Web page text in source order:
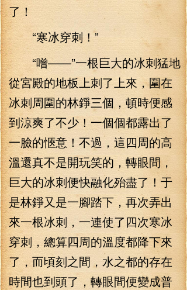
了！
“寒冰穿刺！”
“噌——”一根巨大的冰刺猛地
從宮殿的地板上刺了上來，圍在
冰刺周圍的林錚三個，頓時便感
到涼爽了不少！一個個都露出了
一臉的愜意！不過，這四周的高
溫還真不是開玩笑的，轉眼間，
巨大的冰刺便快融化殆盡了！于
是林錚又是一腳踏下，再次弄出
來一根冰刺，一連使了四次寒冰
穿刺，總算四周的溫度都降下來
了，而頃刻之間，水之都的存在
時間也到頭了，轉眼間便變成普